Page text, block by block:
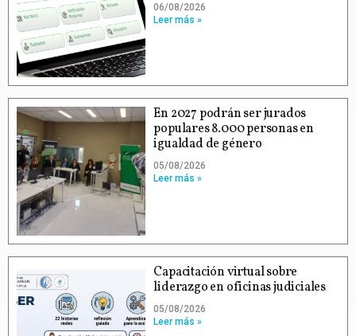
06/08/2026
Leer más »
En 2027 podrán ser jurados
populares 8.000 personas en
igualdad de género
05/08/2026
Leer más »
Capacitación virtual sobre
liderazgo en oficinas judiciales
05/08/2026
Leer más »